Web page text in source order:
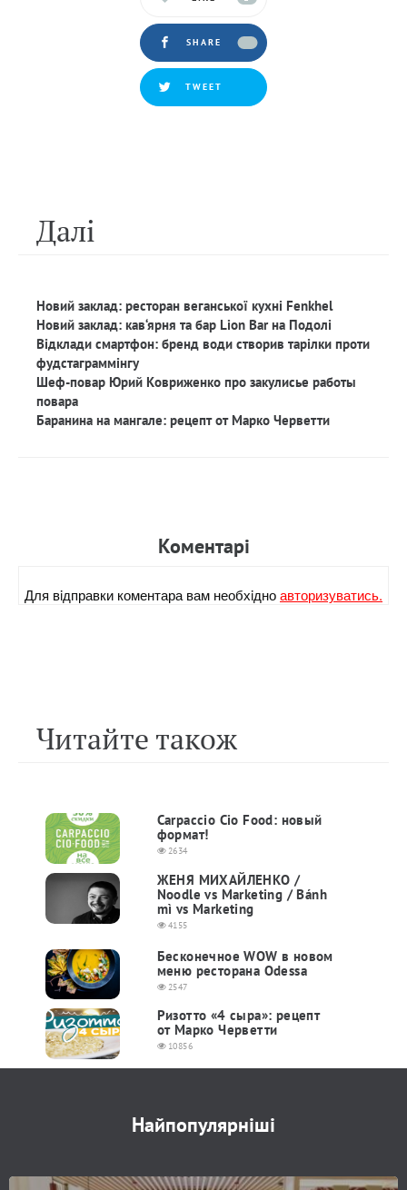
SHARE
TWEET
Далi
Новий заклад: ресторан веганської кухні Fenkhel
Новий заклад: кав‘ярня та бар Lion Bar на Подолі
Відклади смартфон: бренд води створив тарілки проти
фудстаграммінгу
Шеф-повар Юрий Ковриженко про закулисье работы
повара
Баранина на мангале: рецепт от Марко Черветти
Коментарi
Для вiдправки коментара вам необхiдноавторизуватись.
Читайте також
Carpaccio Cio Food: новый
формат!
2634
ЖЕНЯ МИХАЙЛЕНКО /
Noodle vs Marketing / Bánh
mì vs Marketing
4155
Бесконечное WOW в новом
меню ресторана Odessa
2547
Ризотто «4 сыра»: рецепт
от Марко Черветти
10856
Найпопулярніші